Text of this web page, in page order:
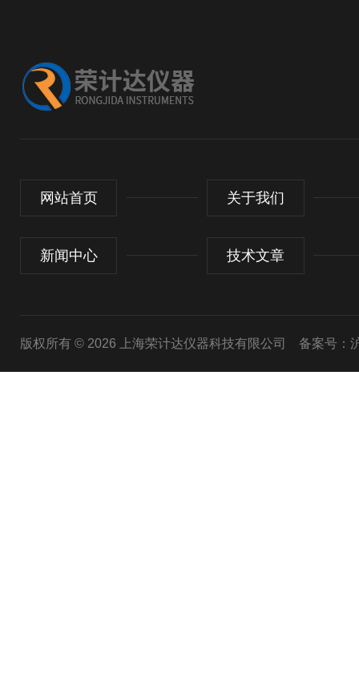
网站首页 关于我们
新闻中心 技术文章
版权所有 © 2026 上海荣计达仪器科技有限公司 备案号：